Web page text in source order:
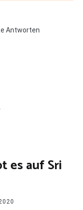
Antworten
es auf Sri